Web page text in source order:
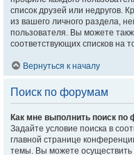
список друзей или недругов.
из вашего личного раздела,
пользователя. Вы можете
соответствующих списков на
Вернуться к началу
Поиск по форумам
Как мне выполнить поиск
Задайте условие поиска в
главной странице
темы. Вы можете